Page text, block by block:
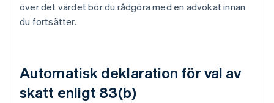
över det värdet bör du rådgöra med en advokat innan
du fortsätter.
Automatisk deklaration för val av
skatt enligt 83(b)